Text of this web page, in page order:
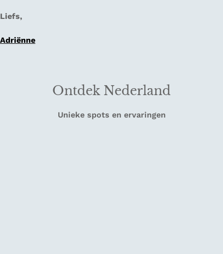
Liefs,
Adriënne
Ontdek Nederland
Unieke spots en ervaringen